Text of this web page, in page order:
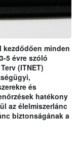
kezdődően minden
5 évre szóló
(ITNET)
és
hatékony
az élelmiszerlánc
biztonságának a